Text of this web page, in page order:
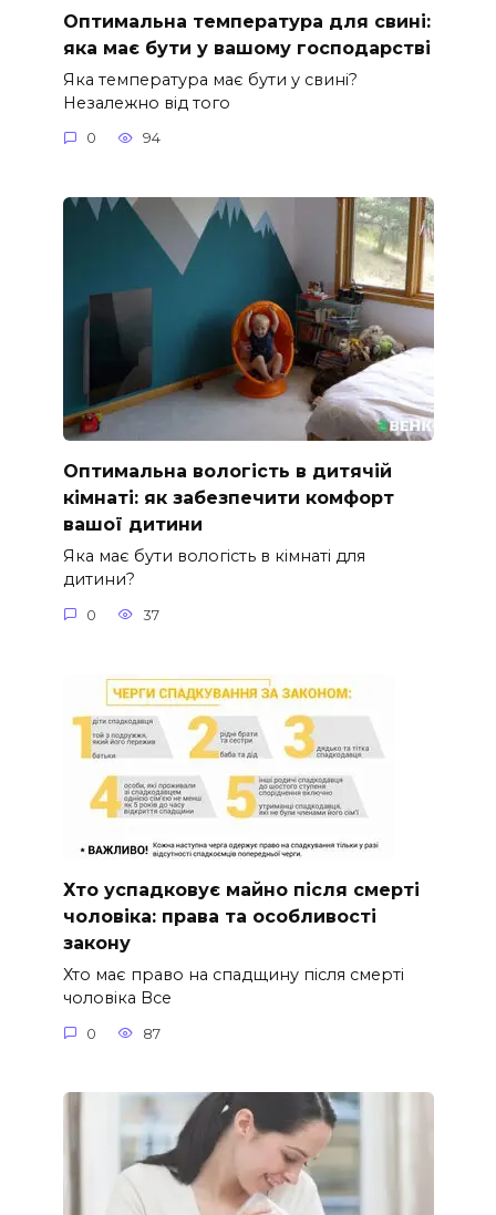
Оптимальна температура для свині:
яка має бути у вашому господарстві
Яка температура має бути у свині?
Незалежно від того
0 94
Оптимальна вологість в дитячій
кімнаті: як забезпечити комфорт
вашої дитини
Яка має бути вологість в кімнаті для
дитини?
0 37
Хто успадковує майно після смерті
чоловіка: права та особливості
закону
Хто має право на спадщину після смерті
чоловіка Все
0 87